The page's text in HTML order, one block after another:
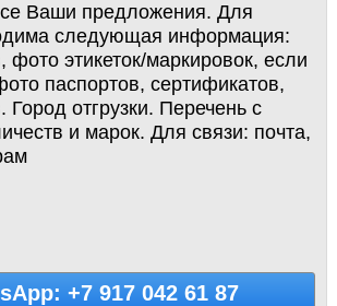
Ваши предложения. Для
следующая информация:
этикеток/маркировок, если
паспортов, сертификатов,
Город отгрузки. Перечень с
и марок. Для связи: почта,
+7 917 042 61 87